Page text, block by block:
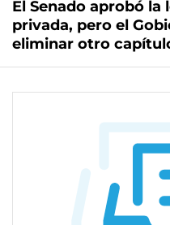
El Senado aprobó la
privada, pero el
eliminar otro